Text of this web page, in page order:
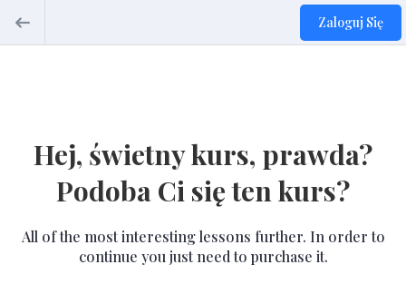
Zaloguj Się
Hej, świetny kurs, prawda?
Podoba Ci się ten kurs?
All of the most interesting lessons further. In order to
continue you just need to purchase it.